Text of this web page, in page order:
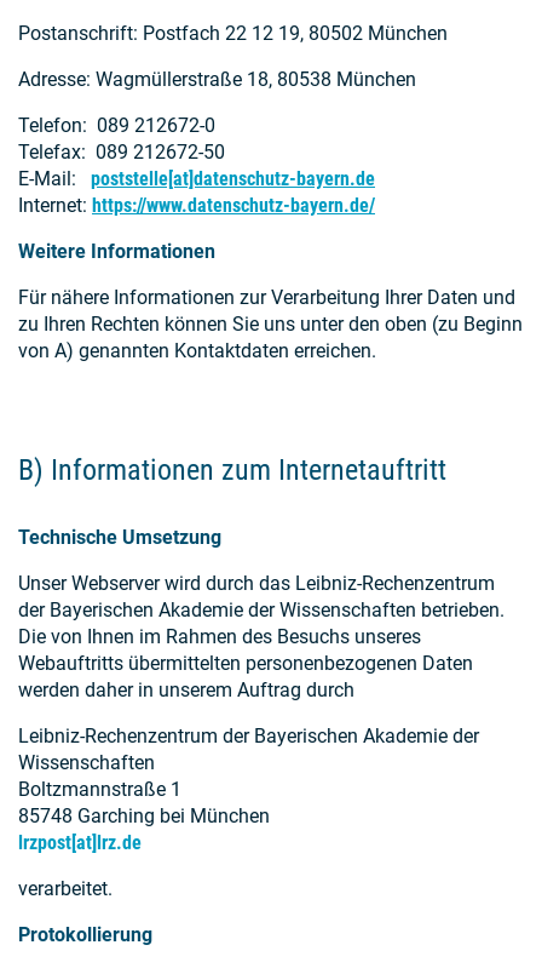
Postanschrift: Postfach 22 12 19, 80502 München
Adresse: Wagmüllerstraße 18, 80538 München
Telefon: 089 212672-0
Telefax: 089 212672-50
E-Mail: poststelle[at]datenschutz-bayern.de
Internet: https://www.datenschutz-bayern.de/
Weitere Informationen
Für nähere Informationen zur Verarbeitung Ihrer Daten und
zu Ihren Rechten können Sie uns unter den oben (zu Beginn
von A) genannten Kontaktdaten erreichen.
B) Informationen zum Internetauftritt
Technische Umsetzung
Unser Webserver wird durch das Leibniz-Rechenzentrum
der Bayerischen Akademie der Wissenschaften betrieben.
Die von Ihnen im Rahmen des Besuchs unseres
Webauftritts übermittelten personenbezogenen Daten
werden daher in unserem Auftrag durch
Leibniz-Rechenzentrum der Bayerischen Akademie der
Wissenschaften
Boltzmannstraße 1
85748 Garching bei München
lrzpost[at]lrz.de
verarbeitet.
Protokollierung